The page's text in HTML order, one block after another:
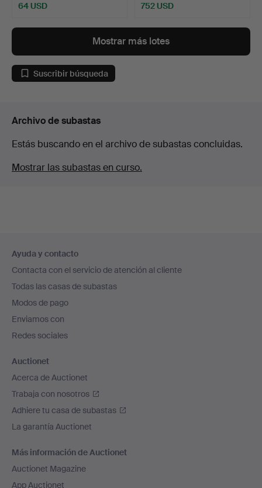
64 USD 752 USD
Mostrar más lotes
Suscribir búsqueda
Archivo de subastas
Estás buscando en el archivo de subastas concluidas.
Mostrar las subastas en curso.
en
el
pie
de
página
Ayuda y contacto
Contacta con el servicio de atención al cliente
Todas las casas de subastas
Modos de pago
Enviamos con
Redes sociales
Auctionet
Acerca de Auctionet
Trabaja con nosotros
Adhiere tu casa de subastas
La garantía Auctionet
Más información de Auctionet
Auctionet Magazine
App Auctionet